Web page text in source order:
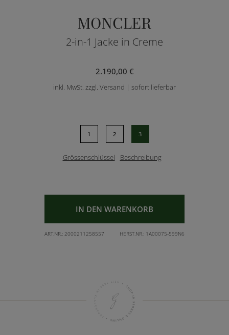
MONCLER
2-in-1 Jacke in Creme
2.190,00 €
inkl. MwSt. zzgl. Versand | sofort lieferbar
1 2 3
Grössenschlüssel Beschreibung
IN DEN WARENKORB
ART.NR.: 2000211258557 HERST.NR.: 1A00075-599N6